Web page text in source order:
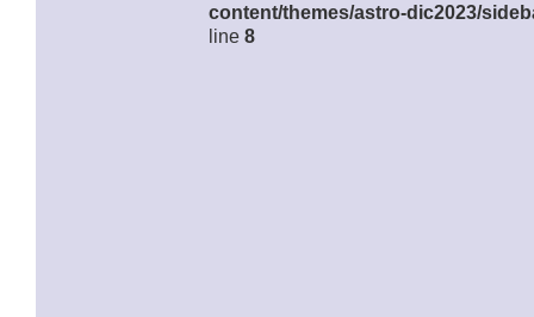
content/themes/astro-dic2023/
line 8